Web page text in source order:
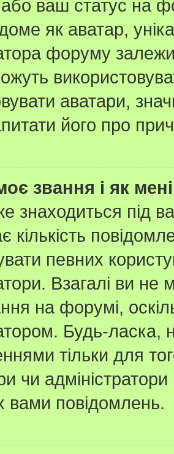
ваш статус на
як аватар,
форуму
аватари,
його про
звання і як
знаходиться під
кількість
певних
Взагалі ви
на форумі,
Будь-
тільки для
чи
вами повідомлень.